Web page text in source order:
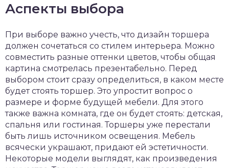
Аспекты выбора
При выборе важно учесть, что дизайн торшера
должен сочетаться со стилем интерьера. Можно
совместить разные оттенки цветов, чтобы общая
картина смотрелась презентабельно. Перед
выбором стоит сразу определиться, в каком месте
будет стоять торшер. Это упростит вопрос о
размере и форме будущей мебели. Для этого
также важна комната, где он будет стоять: детская,
спальня или гостиная. Торшеры уже перестали
быть лишь источником освещения. Мебель
всячески украшают, придают ей эстетичности.
Некоторые модели выглядят, как произведения